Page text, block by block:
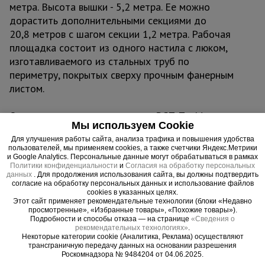
метра. Высота вышки - 5,2 метра. Ее можно
дорастить дополнительными секциями до
20,8 метров с шагом секции 1,2 метра. Рабочая
площадка состоит из одного настила с люком,
изготавливаемого из стальных труб по
периметру, покрытых сверху прочным фанерным
листом.
Отличает вышку строительную ВСП TeaM
250/2.0 изготовление из стальных труб, которые
для большей долговечности и устойчивости к
химическим веществам покрыты защитной
полимерной краской. С помощью обрезиненных
колес данную вышку-туру можно быстро и без
больших физических усилий переместить с
одного места на другое. В момент проведения
работ вышку необходимо зафиксировать
тормозными винтовыми опорами, находящихся
рядом с каждым колесом. Также ими можно
Мы используем Cookie
Для улучшения работы сайта, анализа трафика и повышения удобства
пользователей, мы применяем cookies, а также счетчики Яндекс.Метрики
и Google Analytics. Персональные данные могут обрабатываться в рамках
Политики конфиденциальности и Согласия на обработку персональных
данных . Для продолжения использования сайта, вы должны подтвердить
согласие на обработку персональных данных и использование файлов
cookies в указанных целях.
Этот сайт применяет рекомендательные технологии (блоки «Недавно
просмотренные», «Избранные товары», «Похожие товары»).
Подробности и способы отказа — на странице «Сведения о
рекомендательных технологиях».
Некоторые категории cookie (Аналитика, Реклама) осуществляют
трансграничную передачу данных на основании разрешения
Роскомнадзора № 9484204 от 04.06.2025.